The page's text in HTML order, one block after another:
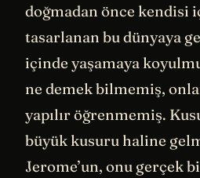
doğmadan önce kendisi
tasarlanan bu dünyaya
içinde yaşamaya
ne demek bilmemiş,
yapılır öğrenmemiş.
büyük kusuru haline
Jerome’un, onu gerçek